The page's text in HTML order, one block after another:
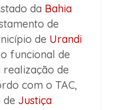
da Bahia
de
de Urandi
funcional de
de
com o TAC,
Justiça